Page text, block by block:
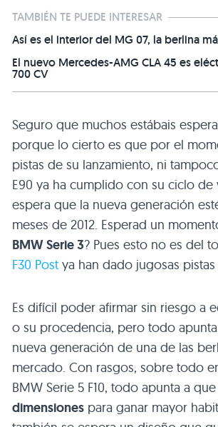
TAMBIÉN TE PUEDE INTERESAR
Así es el interior del MG 07, la berlina
El nuevo Mercedes-AMG CLA 45 es
700 CV
Seguro que muchos estábais
porque lo cierto es que por el
pistas de su lanzamiento, ni
E90 ya ha cumplido con su ciclo
espera que la nueva generación
meses de 2012. Esperad un
BMWSerie 3? Pues esto no es del
F30 Post ya han dado jugosas
Es difícil poder afirmar sin riesgo a
o su procedencia, pero todo
nueva generación de una de las
mercado. Con rasgos, sobre todo
BMW Serie 5 F10, todo apunta a que
dimensiones para ganar mayor